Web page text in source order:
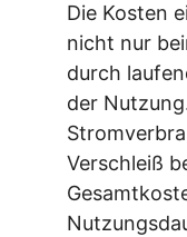
Die Kosten
nicht nur
durch
der
Verschleiß